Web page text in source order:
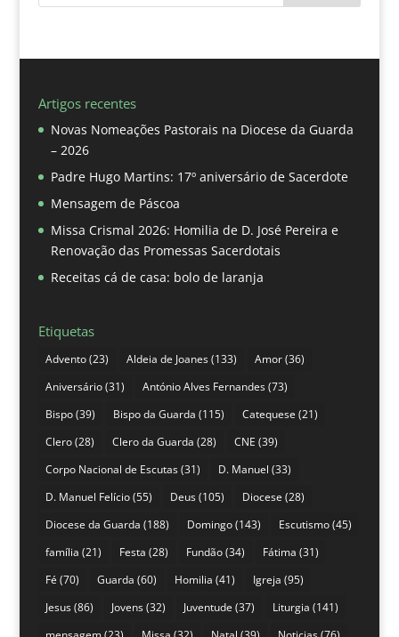
Artigos recentes
Novas Nomeações Pastorais na Diocese da Guarda
– 2026
Padre Hugo Martins: 17º aniversário de Sacerdote
Mensagem de Páscoa
Missa Crismal 2026: Homilia de D. José Pereira e
Renovação das Promessas Sacerdotais
Receitas cá de casa: bolo de laranja
Etiquetas
Advento(23) Aldeia de Joanes(133) Amor(36)
Aniversário(31) António Alves Fernandes(73)
Bispo(39) Bispo da Guarda (115) Catequese (21)
Clero(28) Clero da Guarda (28) CNE (39)
Corpo Nacional de Escutas(31) D. Manuel (33)
D. Manuel Felício(55) Deus(105) Diocese (28)
Diocese da Guarda (188) Domingo(143) Escutismo(45)
família (21) Festa (28) Fundão(34) Fátima (31)
Fé (70) Guarda (60) Homilia (41) Igreja (95)
Jesus(86) Jovens(32) Juventude (37) Liturgia (141)